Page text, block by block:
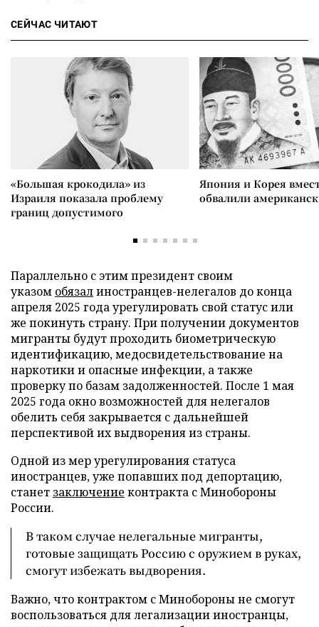
СЕЙЧАС ЧИТАЮТ
«Большая крокодила» из
Израиля показала проблему
границ допустимого
Япония и Корея
обвалили
Параллельно с этим президент своим
указом обязалиностранцев-нелегалов до конца
апреля 2025 года урегулировать свой статус или
же покинуть страну. При получении документов
мигранты будут проходить биометрическую
идентификацию, медосвидетельствование на
наркотики и опасные инфекции, а также
проверку по базам задолженностей. После 1 мая
2025 года окно возможностей для нелегалов
обелить себя закрывается с дальнейшей
перспективой их выдворения из страны.
Одной из мер урегулирования статуса
иностранцев, уже попавших под депортацию,
станет заключение контракта с Минобороны
России.
В таком случае нелегальные мигранты,
готовые защищать Россию с оружием в руках,
смогут избежать выдворения.
Важно, что контрактом с Минобороны не смогут
воспользоваться для легализации иностранцы,